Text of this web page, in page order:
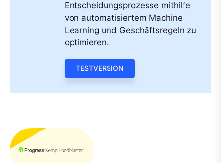
Entscheidungsprozesse mithilfe
von automatisiertem Machine
Learning und Geschäftsregeln zu
optimieren.
TESTVERSION